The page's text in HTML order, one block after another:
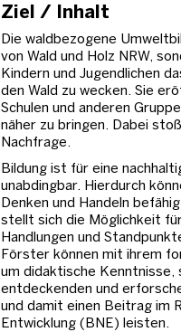
Ziel / Inhalt
Die waldbezogene
von Wald und Holz NRW,
Kindern und Jugendlichen
den Wald zu wecken. Sie
Schulen und anderen
näher zu bringen. Dabei
Nachfrage.
Bildung ist für eine
unabdingbar. Hierdurch
Denken und Handeln
stellt sich die Möglichkeit
Handlungen und
Förster können mit ihrem
um didaktische Kenntnisse,
entdeckenden und
und damit einen Beitrag im
Entwicklung (BNE) leisten.